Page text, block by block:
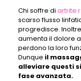
Chi soffre di artrite
scarso flusso
progredisce.
aumenta il dolore
perdono la loro
Dunque il
alleviare questi
fase avanzata.